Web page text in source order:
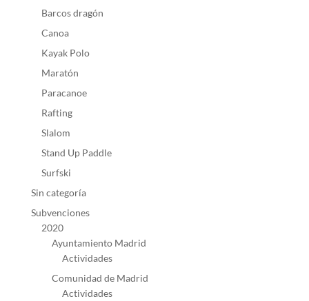
Barcos dragón
Canoa
Kayak Polo
Maratón
Paracanoe
Rafting
Slalom
Stand Up Paddle
Surfski
Sin categoría
Subvenciones
2020
Ayuntamiento Madrid
Actividades
Comunidad de Madrid
Actividades